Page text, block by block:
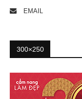
EMAIL
300×250